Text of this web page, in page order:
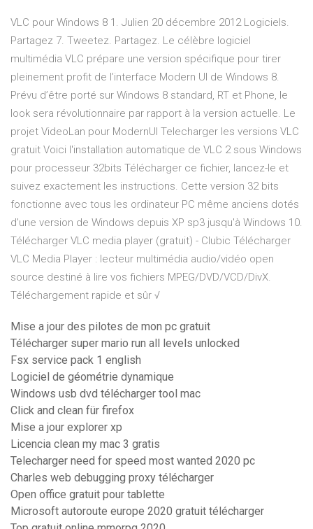
VLC pour Windows 8 1. Julien 20 décembre 2012 Logiciels.
Partagez 7. Tweetez. Partagez. Le célèbre logiciel
multimédia VLC prépare une version spécifique pour tirer
pleinement profit de l’interface Modern UI de Windows 8.
Prévu d’être porté sur Windows 8 standard, RT et Phone, le
look sera révolutionnaire par rapport à la version actuelle. Le
projet VideoLan pour ModernUI Telecharger les versions VLC
gratuit Voici l'installation automatique de VLC 2 sous Windows
pour processeur 32bits Télécharger ce fichier, lancez-le et
suivez exactement les instructions. Cette version 32 bits
fonctionne avec tous les ordinateur PC même anciens dotés
d'une version de Windows depuis XP sp3 jusqu'à Windows 10.
Télécharger VLC media player (gratuit) - Clubic Télécharger
VLC Media Player : lecteur multimédia audio/vidéo open
source destiné à lire vos fichiers MPEG/DVD/VCD/DivX.
Téléchargement rapide et sûr √
Mise a jour des pilotes de mon pc gratuit
Télécharger super mario run all levels unlocked
Fsx service pack 1 english
Logiciel de géométrie dynamique
Windows usb dvd télécharger tool mac
Click and clean für firefox
Mise a jour explorer xp
Licencia clean my mac 3 gratis
Telecharger need for speed most wanted 2020 pc
Charles web debugging proxy télécharger
Open office gratuit pour tablette
Microsoft autoroute europe 2020 gratuit télécharger